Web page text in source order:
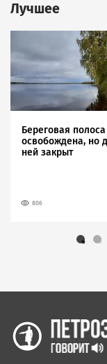
Лучшее
Береговая полоса
освобождена, но
ней закрыт
806